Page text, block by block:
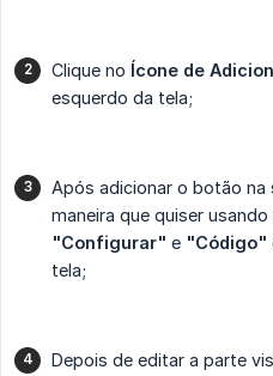
Clique no Ícone de
esquerdo da tela;
Após adicionar o botão na
maneira que quiser
"Configurar" e "Código"
tela;
Depois de editar a parte